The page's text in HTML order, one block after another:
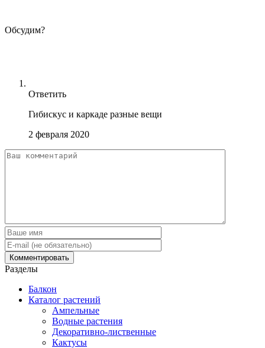
Обсудим?
Ответить
Гибискус и каркаде разные вещи
2 февраля 2020
Разделы
Балкон
Каталог растений
Ампельные
Водные растения
Декоративно-лиственные
Кактусы